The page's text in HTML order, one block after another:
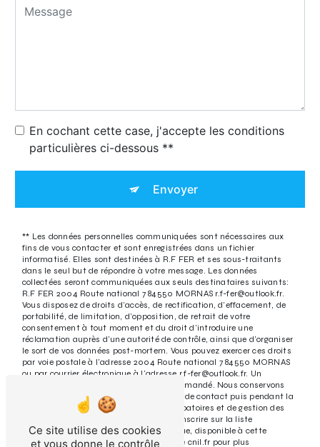
En cochant cette case, j'accepte les conditions
particulières ci-dessous **
Envoyer
** Les données personnelles communiquées sont nécessaires aux
fins de vous contacter et sont enregistrées dans un fichier
informatisé. Elles sont destinées à R.F FER et ses sous-traitants
dans le seul but de répondre à votre message. Les données
collectées seront communiquées aux seuls destinataires suivants:
R.F FER 2004 Route national 7 84550 MORNAS r.f-fer@outlook.fr.
Vous disposez de droits d’accès, de rectification, d’effacement, de
portabilité, de limitation, d’opposition, de retrait de votre
consentement à tout moment et du droit d’introduire une
réclamation auprès d’une autorité de contrôle, ainsi que d’organiser
le sort de vos données post-mortem. Vous pouvez exercer ces droits
par voie postale à l'adresse 2004 Route national 7 84550 MORNAS
ou par courrier électronique à l'adresse r.f-fer@outlook.fr. Un
justificatif d'identité pourra vous être demandé. Nous conservons
vos données pendant la période de prise de contact puis pendant la
durée de prescription légale aux fins probatoires et de gestion des
contentieux. Vous avez le droit de vous inscrire sur la liste
d'opposition au démarchage téléphonique, disponible à cette
adresse: Bloctel.gouv.fr. Consultez le site cnil.fr pour plus
Ce site utilise des cookies
et vous donne le contrôle